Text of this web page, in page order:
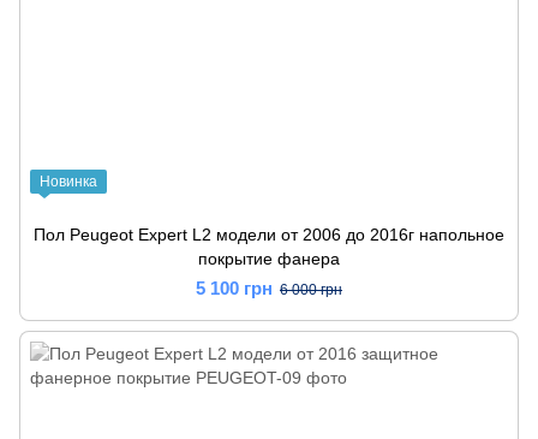
Новинка
Пол Peugeot Expert L2 модели от 2006 до 2016г напольное
покрытие фанера
5 100 грн 6 000 грн